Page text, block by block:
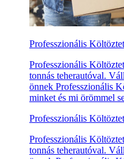
Professzionális
Professzionális
tonnás teherautóval.
önnek Professzionális
minket és mi örömmel
Professzionális
Professzionális
tonnás teherautóval.